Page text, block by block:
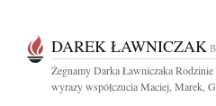
DAREK ŁAWNICZAK
Żegnamy Darka Ławniczaka
wyrazy współczucia Maciej, Marek,